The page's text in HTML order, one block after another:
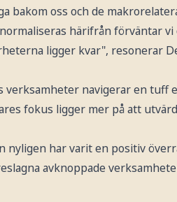
bakom oss och de
härifrån förväntar
ligger kvar", resonerar
navigerar en tuff
fokus ligger mer på att
nyligen har varit en positiv
avknoppade